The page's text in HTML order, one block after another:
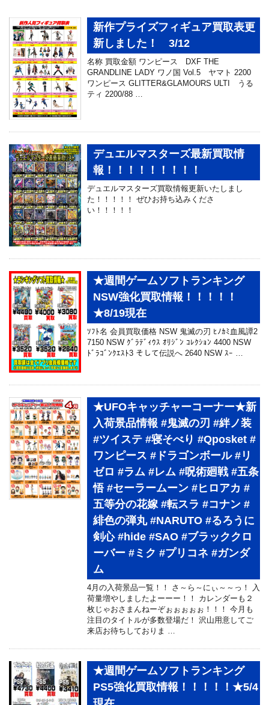
新作プライズフィギュア買取表更
新しました！ 3/12
名称 買取金額 ワンピース DXF THE
GRANDLINE LADY ワノ国 Vol.5 ヤマト 2200
ワンピース GLITTER&GLAMOURS ULTI うる
ティ 2200/88 …
デュエルマスターズ最新買取情
報！！！！！！！！！
デュエルマスターズ買取情報更新いたしまし
た！！！！！ ぜひお持ち込みくださ
い！！！！！
★週間ゲームソフトランキング
NSW強化買取情報！！！！！
★8/19現在
ｿﾌﾄ名 会員買取価格 NSW 鬼滅の刃 ﾋﾉｶﾐ血風譚2
7150 NSW ｸﾞﾗﾃﾞｨｳｽ ｵﾘｼﾞﾝ ｺﾚｸｼｮﾝ 4400 NSW
ﾄﾞﾗｺﾞﾝｸｴｽﾄ3 そして伝説へ 2640 NSW ｽｰ …
★UFOキャッチャーコーナー★新
入荷景品情報 #鬼滅の刃 #絆ノ装
#ツイステ #寝そべり #Qposket #
ワンピース #ドラゴンボール #リ
ゼロ #ラム #レム #呪術廻戦 #五条
悟 #セーラームーン #ヒロアカ #
五等分の花嫁 #転スラ #コナン #
緋色の弾丸 #NARUTO #るろうに
剣心 #hide #SAO #ブラッククロ
ーバー #ミク #プリコネ #ガンダ
ム
4月の入荷景品一覧！！ さ～ら～にぃ～～っ！ 入
荷量増やしましたよーーー！！ カレンダーも２
枚じゃおさまんねーぞぉぉぉぉぉ！！！ 今月も
注目のタイトルが多数登場だ！ 沢山用意してご
来店お待ちしておりま …
★週間ゲームソフトランキング
PS5強化買取情報！！！！！★5/4